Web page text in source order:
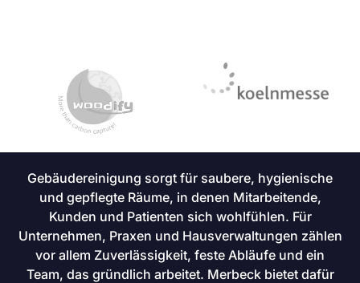
Gebäudereinigung sorgt für saubere, hygienische
und gepflegte Räume, in denen Mitarbeitende,
Kunden und Patienten sich wohlfühlen. Für
Unternehmen, Praxen und Hausverwaltungen zählen
vor allem Zuverlässigkeit, feste Abläufe und ein
Team, das gründlich arbeitet. Merbeck bietet dafür